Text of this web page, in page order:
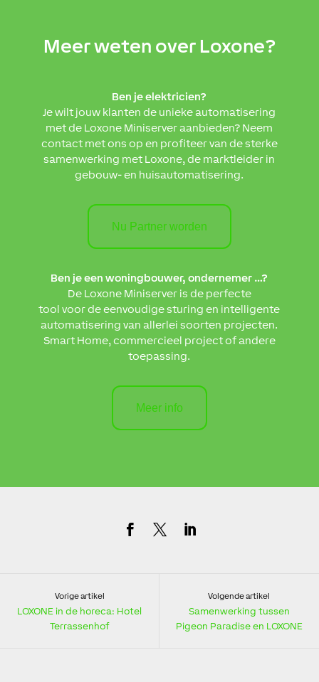
Meer weten over Loxone?
Ben je elektricien?
Je wilt jouw klanten de unieke automatisering
met de Loxone Miniserver aanbieden? Neem
contact met ons op en profiteer van de sterke
samenwerking met Loxone, de marktleider in
gebouw- en huisautomatisering.
Nu Partner worden
Ben je een woningbouwer, ondernemer …?
De Loxone Miniserver is de perfecte
tool voor de eenvoudige sturing en intelligente
automatisering van allerlei soorten projecten.
Smart Home, commercieel project of andere
toepassing.
Meer info
Vorige artikel
LOXONE in de horeca: Hotel
Terrassenhof
Volgende artikel
Samenwerking tussen
Pigeon Paradise en LOXONE